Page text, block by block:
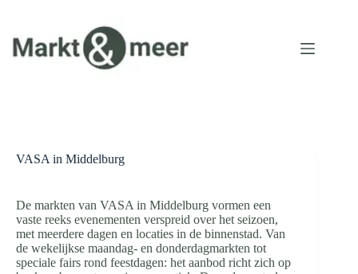
de
inhoud
VASA in Middelburg
De markten van VASA in Middelburg vormen een
vaste reeks evenementen verspreid over het seizoen,
met meerdere dagen en locaties in de binnenstad. Van
de wekelijkse maandag- en donderdagmarkten tot
speciale fairs rond feestdagen: het aanbod richt zich op